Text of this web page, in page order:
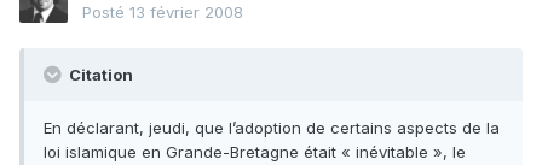
Posté 13 février 2008
Citation
En déclarant, jeudi, que l’adoption de certains aspects de la
loi islamique en Grande-Bretagne était « inévitable », le